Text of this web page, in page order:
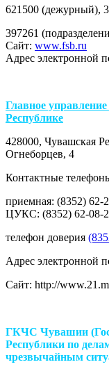
621500 (дежурный),
397261
Сайт: www.fsb.ru
Адрес электронной
Главное
Республике
428000, Чувашская
Огнеборцев, 4
Контактные
приемная: (8352) 62-
ЦУКС: (8352) 62-08-
телефон доверия
Адрес электронной
Сайт: http://
ГКЧС Чувашии
Республики по
чрезвычайным